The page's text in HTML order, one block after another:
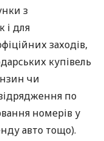
з
і для
заходів,
купівель
чи
по
номерів у
авто тощо).